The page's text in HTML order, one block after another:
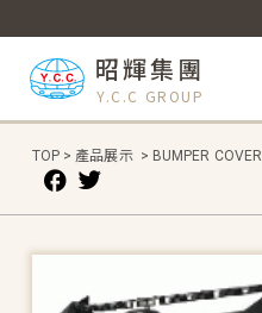
昭輝集團
Y.C.C GROUP
TOP > 產品展示 > BUMPER COVER